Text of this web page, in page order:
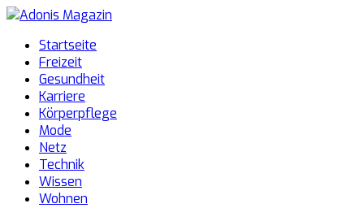
Startseite
Freizeit
Gesundheit
Karriere
Körperpflege
Mode
Netz
Technik
Wissen
Wohnen